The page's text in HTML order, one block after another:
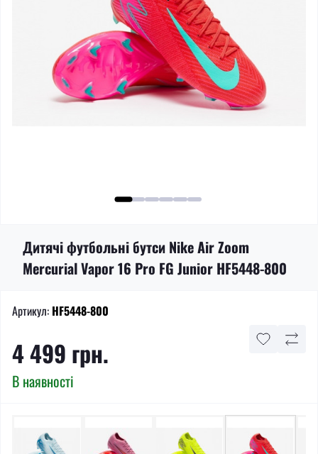
Дитячі футбольні бутси Nike Air Zoom
Mercurial Vapor 16 Pro FG Junior HF5448-800
Артикул: HF5448-800
4 499 грн.
В наявності